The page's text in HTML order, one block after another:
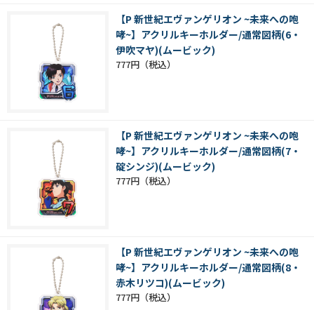
【P 新世紀エヴァンゲリオン ~未来への咆
哮~】アクリルキーホルダー/通常図柄(6・
伊吹マヤ)(ムービック)
777円
【P 新世紀エヴァンゲリオン ~未来への咆
哮~】アクリルキーホルダー/通常図柄(7・
碇シンジ)(ムービック)
777円
【P 新世紀エヴァンゲリオン ~未来への咆
哮~】アクリルキーホルダー/通常図柄(8・
赤木リツコ)(ムービック)
777円